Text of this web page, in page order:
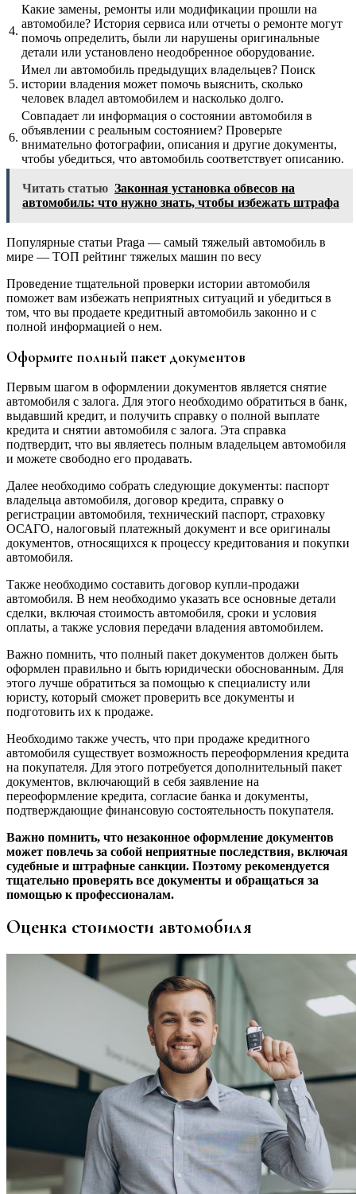
4.
Какие замены, ремонты или модификации прошли на
автомобиле? История сервиса или отчеты о ремонте могут
помочь определить, были ли нарушены оригинальные
детали или установлено неодобренное оборудование.
5.
Имел ли автомобиль предыдущих владельцев? Поиск
истории владения может помочь выяснить, сколько
человек владел автомобилем и насколько долго.
6.
Совпадает ли информация о состоянии автомобиля в
объявлении с реальным состоянием? Проверьте
внимательно фотографии, описания и другие документы,
чтобы убедиться, что автомобиль соответствует описанию.
Читать статью Законная установка обвесов на
автомобиль: что нужно знать, чтобы избежать штрафа
Популярные статьи Praga — самый тяжелый автомобиль в
мире — ТОП рейтинг тяжелых машин по весу
Проведение тщательной проверки истории автомобиля
поможет вам избежать неприятных ситуаций и убедиться в
том, что вы продаете кредитный автомобиль законно и с
полной информацией о нем.
Оформите полный пакет документов
Первым шагом в оформлении документов является снятие
автомобиля с залога. Для этого необходимо обратиться в банк,
выдавший кредит, и получить справку о полной выплате
кредита и снятии автомобиля с залога. Эта справка
подтвердит, что вы являетесь полным владельцем автомобиля
и можете свободно его продавать.
Далее необходимо собрать следующие документы: паспорт
владельца автомобиля, договор кредита, справку о
регистрации автомобиля, технический паспорт, страховку
ОСАГО, налоговый платежный документ и все оригиналы
документов, относящихся к процессу кредитования и покупки
автомобиля.
Также необходимо составить договор купли-продажи
автомобиля. В нем необходимо указать все основные детали
сделки, включая стоимость автомобиля, сроки и условия
оплаты, а также условия передачи владения автомобилем.
Важно помнить, что полный пакет документов должен быть
оформлен правильно и быть юридически обоснованным. Для
этого лучше обратиться за помощью к специалисту или
юристу, который сможет проверить все документы и
подготовить их к продаже.
Необходимо также учесть, что при продаже кредитного
автомобиля существует возможность переоформления кредита
на покупателя. Для этого потребуется дополнительный пакет
документов, включающий в себя заявление на
переоформление кредита, согласие банка и документы,
подтверждающие финансовую состоятельность покупателя.
Важно помнить, что незаконное оформление документов
может повлечь за собой неприятные последствия, включая
судебные и штрафные санкции. Поэтому рекомендуется
тщательно проверять все документы и обращаться за
помощью к профессионалам.
Оценка стоимости автомобиля